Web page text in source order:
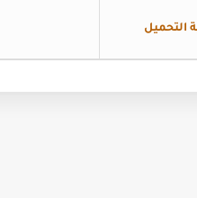
التحميل